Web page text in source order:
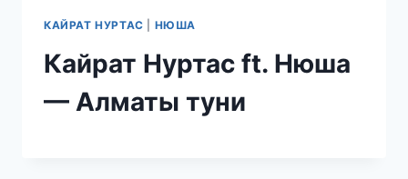
КАЙРАТ НУРТАС НЮША
Кайрат Нуртас ft. Нюша
— Алматы туни